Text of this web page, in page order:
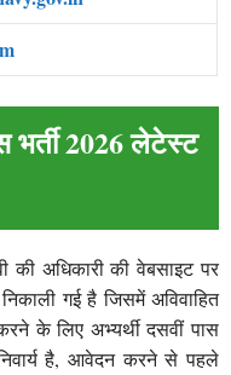
भर्ती 2026 लेटेस्ट
की अधिकारी की वेबसाइट पर
गई है जिसमें अविवाहित
के लिए अभ्यर्थी दसवीं पास
है, आवेदन करने से पहले